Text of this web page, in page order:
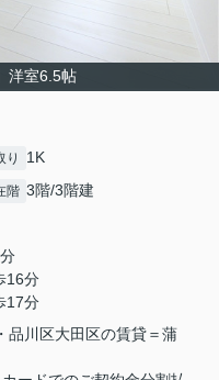
洋室6.5帖
り 1K
階 3階/3階建
16分
17分
品川区大田区の賃貸＝蒲